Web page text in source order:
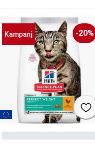
Kampanj -20%